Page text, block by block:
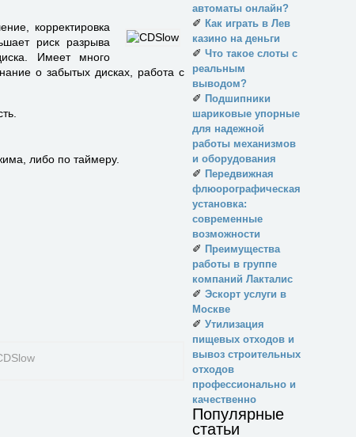
корректировка
риск разрыва
Имеет много
о забытых дисках, работа с
либо по таймеру.
автоматы онлайн?
✐ Как играть в Лев
казино на деньги
✐ Что такое слоты с
реальным
выводом?
✐ Подшипники
шариковые упорные
для надежной
работы механизмов
и оборудования
✐ Передвижная
флюорографическая
установка:
современные
возможности
✐ Преимущества
работы в группе
компаний Лакталис
✐ Эскорт услуги в
Москве
✐ Утилизация
пищевых отходов и
вывоз строительных
отходов
профессионально и
качественно
Популярные
статьи